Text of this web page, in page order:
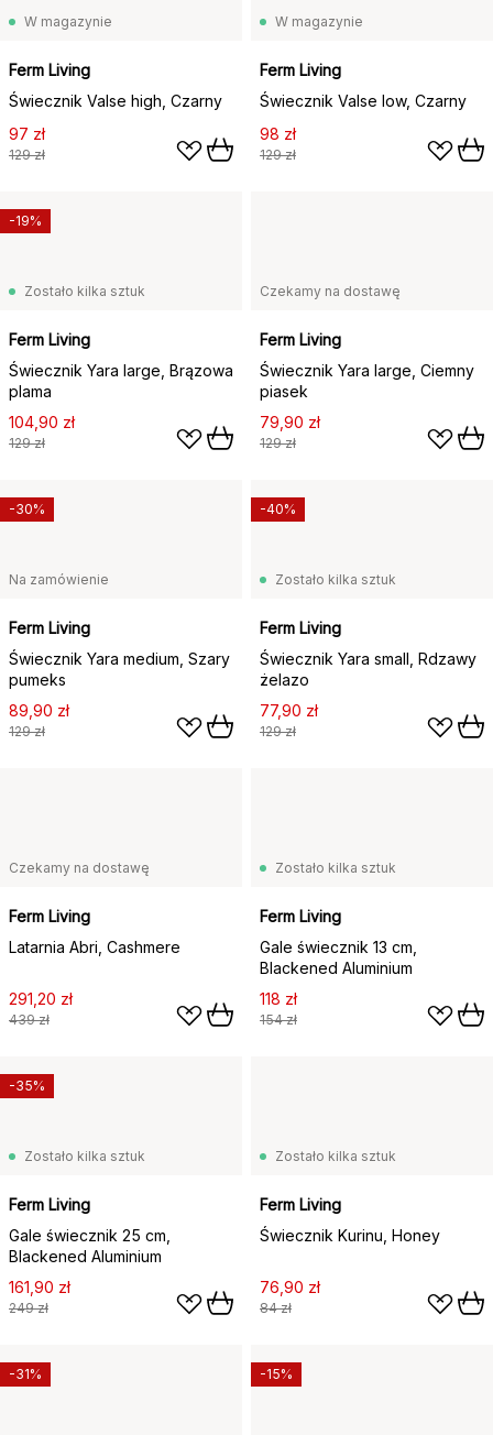
W magazynie
Ferm Living
Świecznik Valse high, Czarny
97 zł
129 zł
W magazynie
Ferm Living
Świecznik Valse low, Czarny
98 zł
129 zł
Zostało kilka sztuk
Ferm Living
Świecznik Yara large, Brązowa
plama
104,90 zł
129 zł
-19%
Czekamy na dostawę
Ferm Living
Świecznik Yara large, Ciemny
piasek
79,90 zł
129 zł
Na zamówienie
Ferm Living
Świecznik Yara medium, Szary
pumeks
89,90 zł
129 zł
-30%
Zostało kilka sztuk
Ferm Living
Świecznik Yara small, Rdzawy
żelazo
77,90 zł
129 zł
-40%
Czekamy na dostawę
Ferm Living
Latarnia Abri, Cashmere
291,20 zł
439 zł
Zostało kilka sztuk
Ferm Living
Gale świecznik 13 cm,
Blackened Aluminium
118 zł
154 zł
Zostało kilka sztuk
Ferm Living
Gale świecznik 25 cm,
Blackened Aluminium
161,90 zł
249 zł
-35%
Zostało kilka sztuk
Ferm Living
Świecznik Kurinu, Honey
76,90 zł
84 zł
-31% -15%